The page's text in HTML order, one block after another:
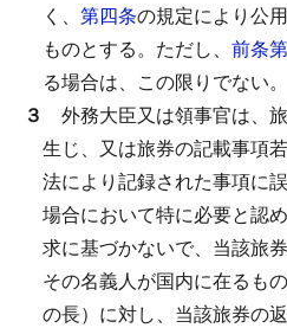
く、 第四条の規定により公
ものとする。 ただし、 前条
る場合は、この限りでない。
３ 外務大臣又は領事官は、
生じ、又は旅券の記載事項
法により記録された事項に
場合において特に必要と認
求に基づかないで、当該旅
その名義人が国内に在るも
の長）に対し、当該旅券の